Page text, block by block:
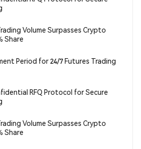
Volume Surpasses Crypto
Share
Period for 24/7 Futures Trading
RFQ Protocol for Secure
Volume Surpasses Crypto
Share